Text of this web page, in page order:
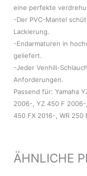
eine perfekte
-Der PVC-Mantel
Lackierung.
-Endarmaturen in
geliefert.
-Jeder Venhill-
Anforderungen.
Passend für: Yamaha
2006-, YZ 450 F
450 FX 2016-, WR 250
ÄHNLICHE